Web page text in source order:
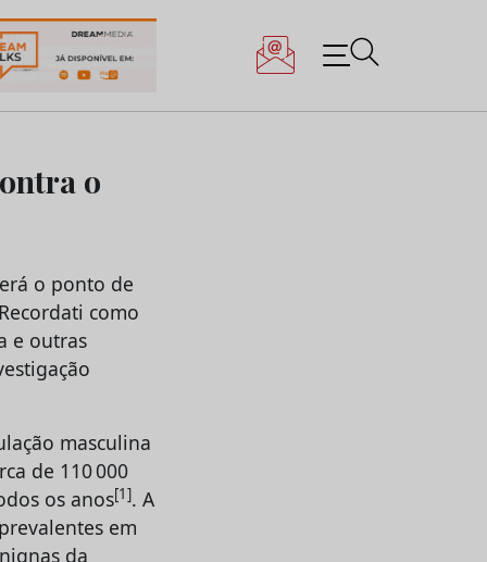
o
o ponto de
como
e outras
masculina
de 110 000
os anos[1]. A
em
da